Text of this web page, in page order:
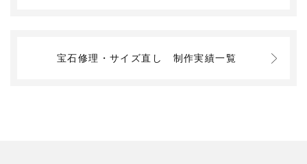
宝石修理・サイズ直し 制作実績一覧